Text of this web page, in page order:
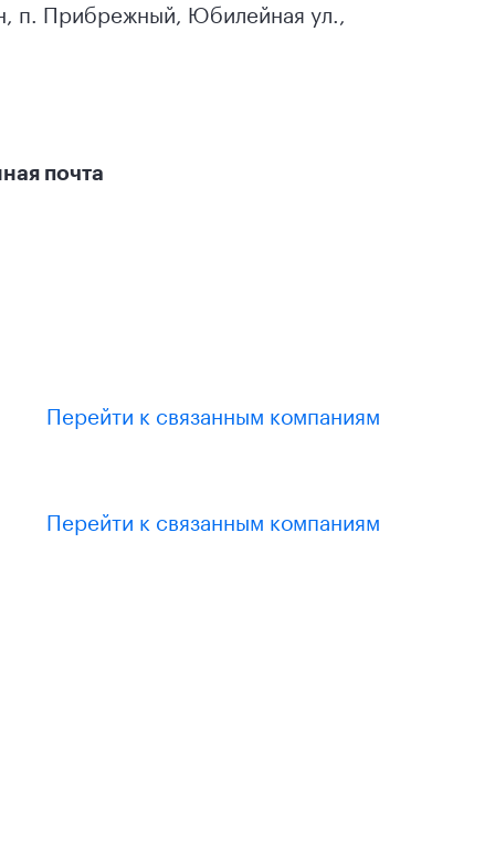
, п. Прибрежный, Юбилейная ул.,
почта
Перейти к связанным компаниям
Перейти к связанным компаниям